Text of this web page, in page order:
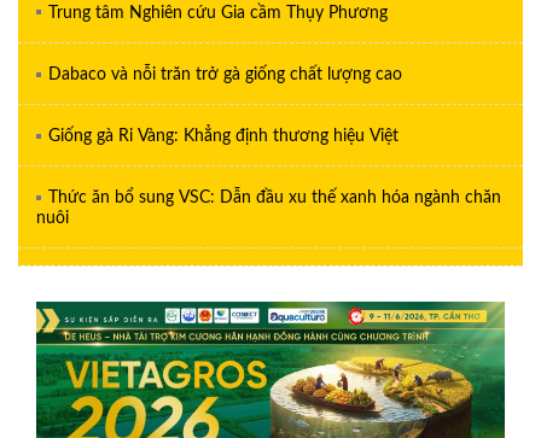
Trung tâm Nghiên cứu Gia cầm Thụy Phương
Dabaco và nỗi trăn trở gà giống chất lượng cao
Giống gà Ri Vàng: Khẳng định thương hiệu Việt
Thức ăn bổ sung VSC: Dẫn đầu xu thế xanh hóa ngành chăn
nuôi